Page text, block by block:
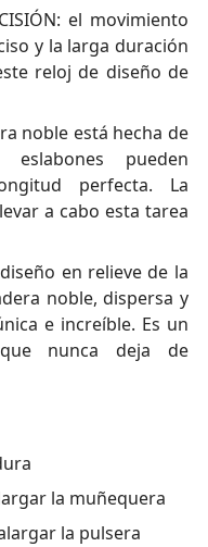
el movimiento
y la larga duración
reloj de diseño de
noble está hecha de
eslabones pueden
perfecta. La
a cabo esta tarea
diseño en relieve de la
noble, dispersa y
e increíble. Es un
nunca deja de
la muñequera
la pulsera